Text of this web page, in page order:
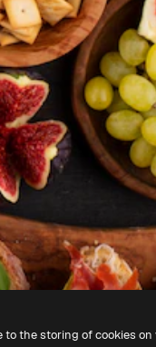
to the storing of cookies